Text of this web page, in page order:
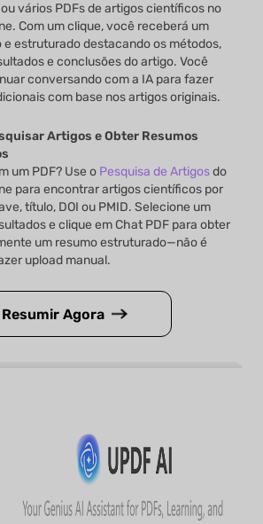
vários PDFs de artigos científicos no
Com um clique, você receberá um
e estruturado destacando os métodos,
e conclusões do artigo. Você
conversando com a IA para fazer
com base nos artigos originais.
Artigos e Obter Resumos
um PDF? Use o Pesquisa de Artigosdo
para encontrar artigos científicos por
título, DOI ou PMID. Selecione um
e clique em Chat PDF para obter
um resumo estruturado—não é
upload manual.
Resumir Agora